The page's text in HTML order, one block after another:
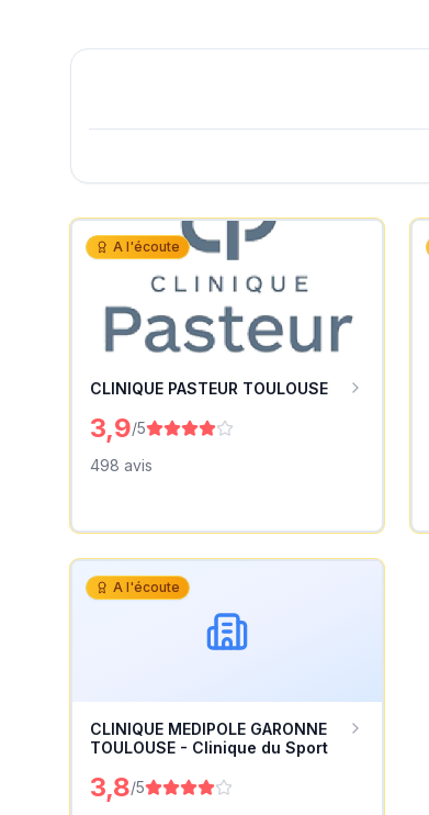
A l'écoute
CLINIQUE PASTEUR TOULOUSE
3,9/5
498 avis
A l'écoute
CLINIQUE MEDIPOLE GARONNE
TOULOUSE - Clinique du Sport
3,8/5